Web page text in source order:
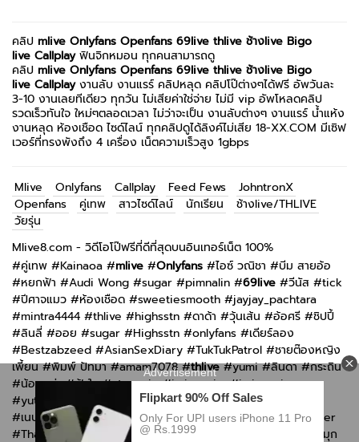
คลิป mlive Onlyfans Openfans 69live thlive ช้างlive Bigo
live Callplayฟินจิกหมอน ทุกคนสามารถดู
คลิป mlive Onlyfans Openfans 69live thlive ช้างlive Bigo
live Callplayงานลับ งานแรร์ คลิปหลุด คลิปโป๊ต่างๆได้ฟรี อัพวันละ
3-10 งานเลยทีเดียว ทุกวัน ไม่เสียค่าใช่จ่าย ไม่มี vip อัพโหลดคลิป
รวดเร็วทันใจ ใหม่ๆตลอดเวลา ไม่ว่าจะเป็น งานลับต่างๆ งานแรร์ น้ำแห้ง
งานหลุด ห้องเชือด ไซด์ไลน์ ทุกคลิปดูได้ลิงค์ไม่เสีย 18-XX.COM มีเซิฟ
เวอร์ที่ทรงพังถึง 4 เครื่อง เน็ตความเร็วสูง 1gbps
Mlive Onlyfans Callplay Feed Fews
JohntronX
Openfans
คู่เทพ สาวไซด์ไลน์ นักเรียน
ช้างlive/THLIVE
วัยรุ่น
Mlive8.com - วิดีโอโป๊ฟรีที่ดีที่สุดบนอินเทอร์เน็ต 100%
#คู่เทพ #Kainaoa #mlive #Onlyfans #ไอซ์ วณิชา #บีม สายอ้อ
#หยกฟ้า #Audi Wong #sugar #pimnalin #69live #วีนัส #tick
#ปีศาจแมว #ห้องเชือด #sweetiesmooth #jayjay_pachtara
#mintra4444 #thlive #highsstn #ดาด้า #วุ้นเส้น #อ้อศรี #ชิปปี้
#ลินลี่ #ออย #sugar #Highsstn #onlyfans #เดียร์ลอง
#Bestzabzeed #AsianSexDiary #TukTukPatrol #ชายต๊องหญิง
เพี้ยน#พิมพ์ ปัทมา#amam7078#thlive#yumi#ลินดา#กระถิน
#น้อยหน่า#ฟ้าใส#atommie#imimmaim#imimmaim
#yutnoey # แอม muaymyb#bomie#kkimkkimmy
#เนปจูน# n_b2561 #Irenkampong1# Swag live#Thaiswinger
#ThaiGirlsWild Openfans#Callplay มุก